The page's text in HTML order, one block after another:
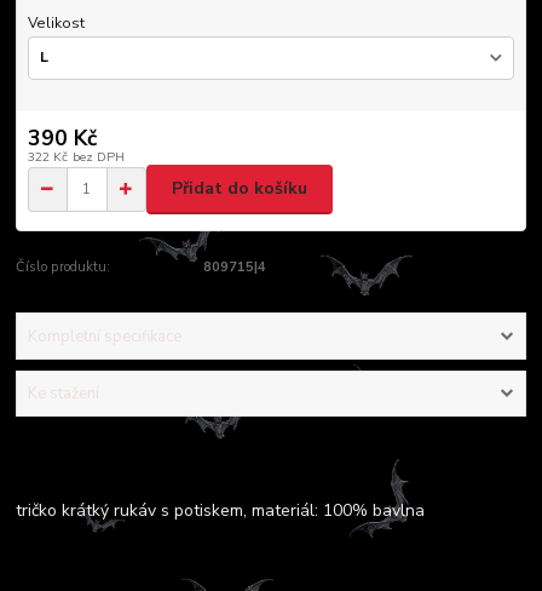
Velikost
390 Kč
322 Kč bez DPH
Přidat do košíku
Číslo produktu: 809715|4
Kompletní specifikace
Ke stažení
tričko krátký rukáv s potiskem, materiál: 100% bavlna